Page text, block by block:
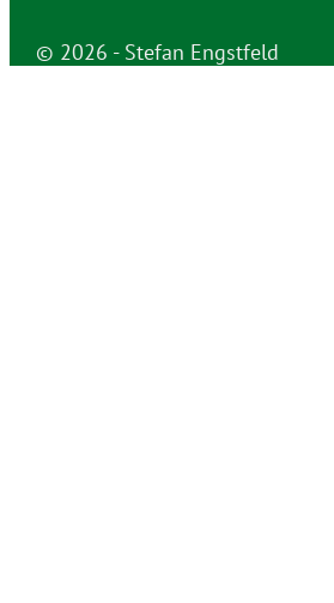
© 2026 - Stefan Engstfeld